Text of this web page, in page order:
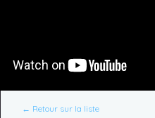
← Retour sur la liste